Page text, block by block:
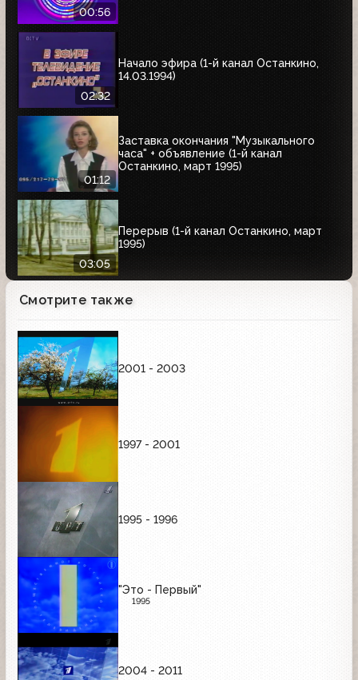
00:56
02:32
Начало эфира (1-й канал Останкино,
14.03.1994)
01:12
Заставка окончания "Музыкального
часа" + объявление (1-й канал
Останкино, март 1995)
03:05
Перерыв (1-й канал Останкино, март
1995)
Смотрите также
2001 - 2003
1997 - 2001
1995 - 1996
"Это - Первый"
1995
2004 - 2011